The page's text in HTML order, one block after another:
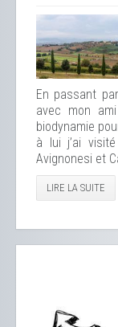
En passant
avec mon
biodynamie
à lui j’ai
Avignonesi et
LIRE LA SUITE